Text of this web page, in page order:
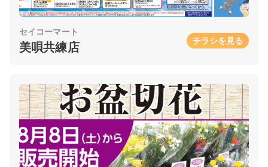
セイコーマート
美唄共練店 チラシを見る